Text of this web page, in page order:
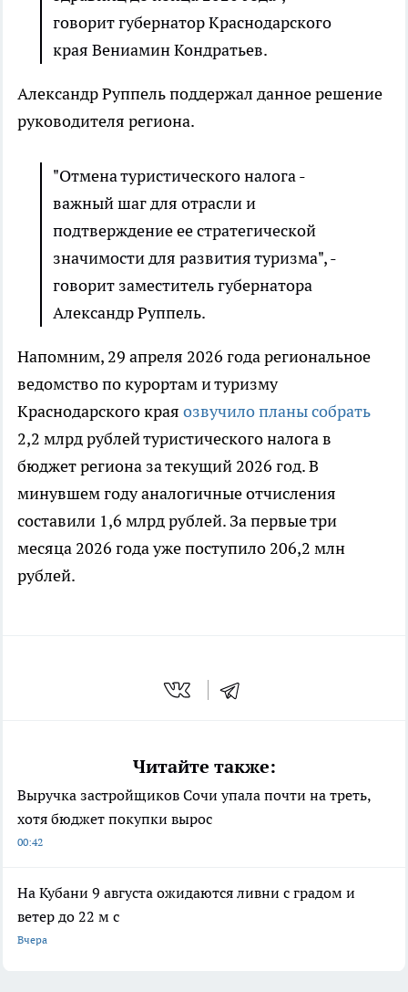
говорит губернатор Краснодарского
края Вениамин Кондратьев.
Александр Руппель поддержал данное решение
руководителя региона.
"Отмена туристического налога -
важный шаг для отрасли и
подтверждение ее стратегической
значимости для развития туризма", -
говорит заместитель губернатора
Александр Руппель.
Напомним, 29 апреля 2026 года региональное
ведомство по курортам и туризму
Краснодарского края озвучило планы собрать
2,2 млрд рублей туристического налога в
бюджет региона за текущий 2026 год. В
минувшем году аналогичные отчисления
составили 1,6 млрд рублей. За первые три
месяца 2026 года уже поступило 206,2 млн
рублей.
Читайте также:
Выручка застройщиков Сочи упала почти на треть,
хотя бюджет покупки вырос
00:42
На Кубани 9 августа ожидаются ливни с градом и
ветер до 22 м с
Вчера